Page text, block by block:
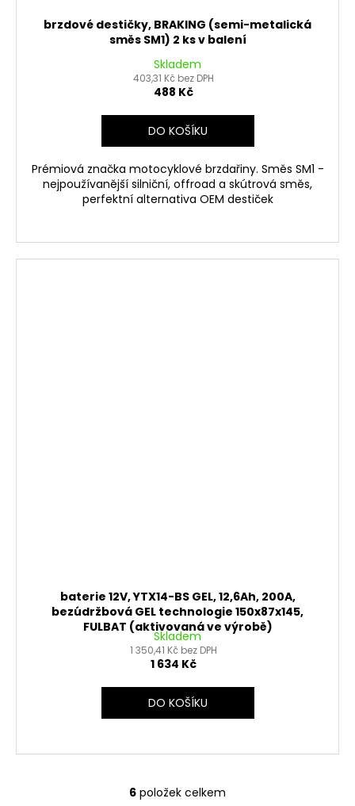
brzdové destičky, BRAKING (semi-metalická
směs SM1) 2 ks v balení
Skladem
403,31 Kč bez DPH
488 Kč
DO KOŠÍKU
Prémiová značka motocyklové brzdařiny. Směs SM1 -
nejpoužívanější silniční, offroad a skútrová směs,
perfektní alternativa OEM destiček
baterie 12V, YTX14-BS GEL, 12,6Ah, 200A,
bezúdržbová GEL technologie 150x87x145,
FULBAT (aktivovaná ve výrobě)
Skladem
1 350,41 Kč bez DPH
1 634 Kč
DO KOŠÍKU
O
6 položek celkem